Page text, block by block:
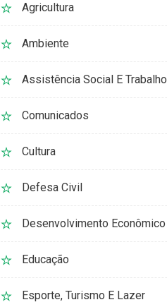
Agricultura
Ambiente
Assistência Social E Trabalho
Comunicados
Cultura
Defesa Civil
Desenvolvimento Econômico
Educação
Esporte, Turismo E Lazer